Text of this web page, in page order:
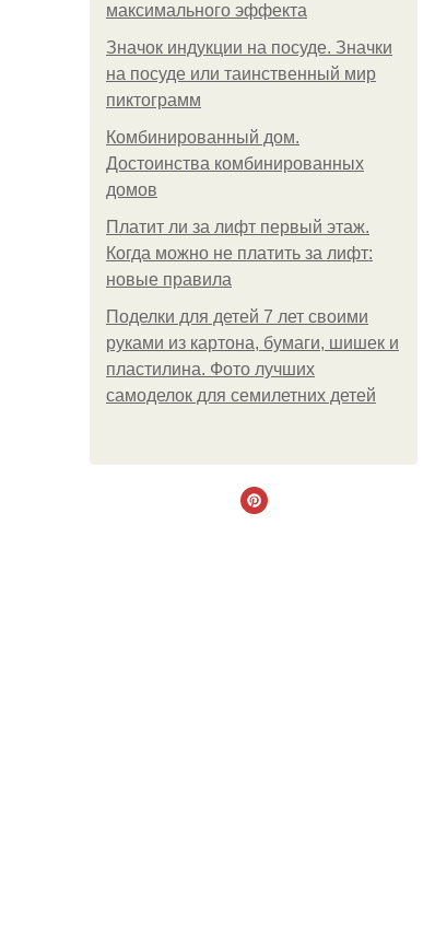
максимального эффекта
Значок индукции на посуде. Значки
на посуде или таинственный мир
пиктограмм
Комбинированный дом.
Достоинства комбинированных
домов
Платит ли за лифт первый этаж.
Когда можно не платить за лифт:
новые правила
Поделки для детей 7 лет своими
руками из картона, бумаги, шишек и
пластилина. Фото лучших
самоделок для семилетних детей